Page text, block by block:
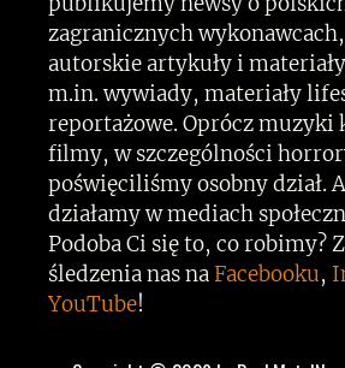
zagranicznych
autorskie artykuły i
m.in. wywiady, materiały
reportażowe. Oprócz muzyki
filmy, w szczególności
poświęciliśmy osobny dział.
działamy w mediach
Podoba Ci się to, co robimy?
śledzenia nas naFacebooku,
YouTube!